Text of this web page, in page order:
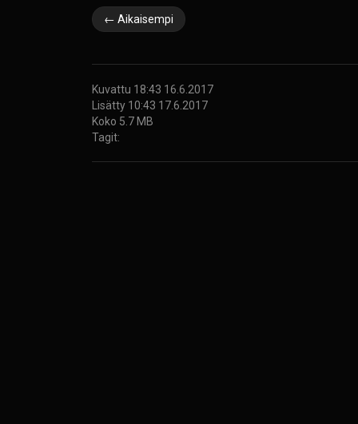
← Aikaisempi
Kuvattu 18:43 16.6.2017
Lisätty 10:43 17.6.2017
Koko 5.7 MB
Tagit: